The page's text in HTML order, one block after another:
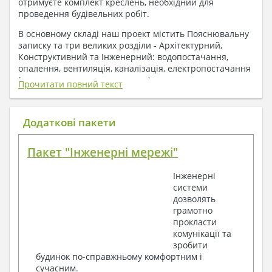
проведення будівельних робіт.
В основному складі наш проект містить Пояснювальну
записку та три великих розділи - Архітектурний,
Конструктивний та Інженерний: водопостачання,
опалення, вентиляція, каналізація, електропостачання
( купується за додаткову плату ).
1. До складу Архітектурного розділу
входять:
План покрівлі
Фасади з даними зовнішніх оздоблень
Елементи прорізів – специфікація
Дані перемичок – перетин та специфікація
Обсяги основних будівельних матеріалів
Архітектурні вузли в конструкціях
2. До складу Конструктивного розділу
Прочитати повний текст
Додаткові пакети
Пакет "Інженерні мережі"
Інженерні
системи
дозволять
грамотно
прокласти
комунікації та
зробити
будинок по-справжньому комфортним і
сучасним.